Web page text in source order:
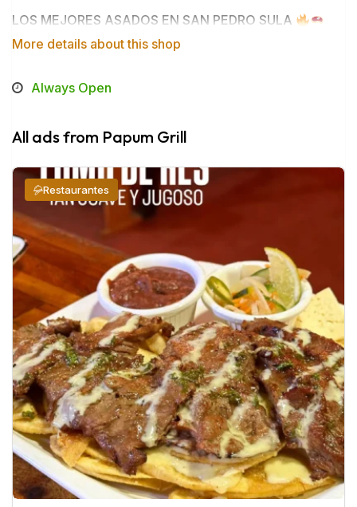
LOS MEJORES ASADOS EN SAN PEDRO SULA
More details about this shop
Always Open
All ads from Papum Grill
Restaurantes